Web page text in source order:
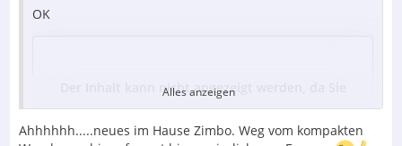
OK
Der Inhalt kann nicht angezeigt werden, da Sie
keine Berechtigung haben, diesen Inhalt zu sehen.
Alles anzeigen
Ahhhhhh.....neues im Hause Zimbo. Weg vom kompakten